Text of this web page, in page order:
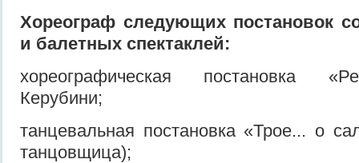
Хореограф следующих постановок
и балетных спектаклей:
хореографическая постановка
Керубини;
танцевальная постановка «Трое... о
танцовщица);